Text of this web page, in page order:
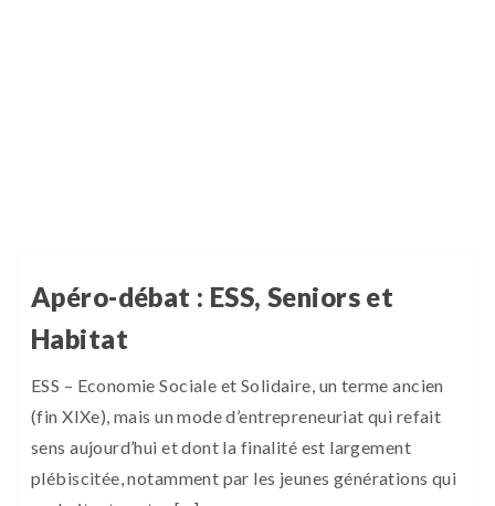
Apéro-débat : ESS, Seniors et
Habitat
ESS – Economie Sociale et Solidaire, un terme ancien
(fin XIXe), mais un mode d’entrepreneuriat qui refait
sens aujourd’hui et dont la finalité est largement
plébiscitée, notamment par les jeunes générations qui